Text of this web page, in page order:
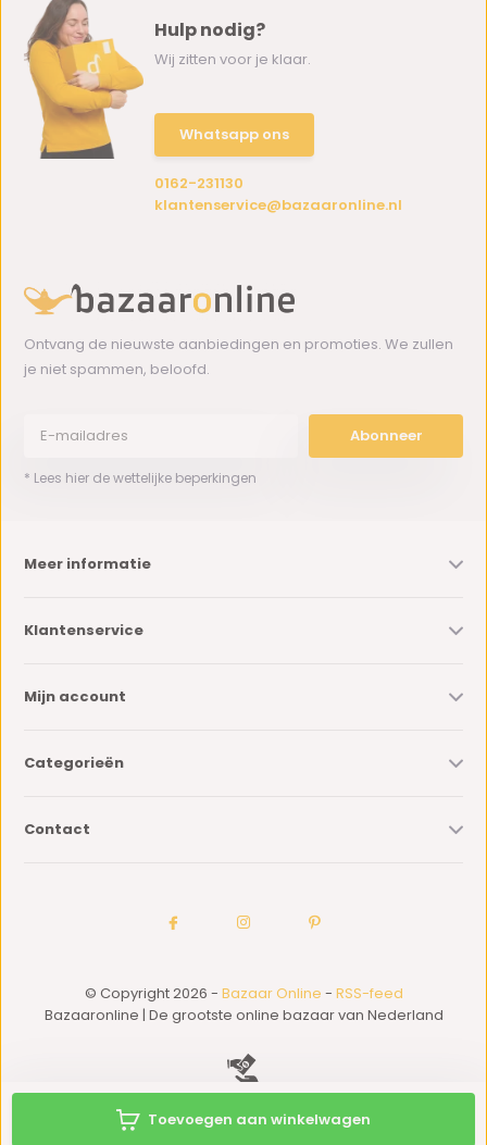
Toevoegen aan winkelwagen
Hulp nodig?
Wij zitten voor je klaar.
Whatsapp ons
0162-231130
klantenservice@bazaaronline.nl
Ontvang de nieuwste aanbiedingen en promoties. We zullen
je niet spammen, beloofd.
Abonneer
* Lees hier de wettelijke beperkingen
Meer informatie
Klantenservice
Mijn account
Categorieën
Contact
© Copyright 2026 - Bazaar Online - RSS-feed
Bazaaronline | De grootste online bazaar van Nederland